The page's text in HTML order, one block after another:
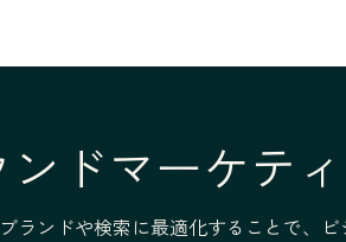
ドマーケテ
ランドや検索に最適化することで、